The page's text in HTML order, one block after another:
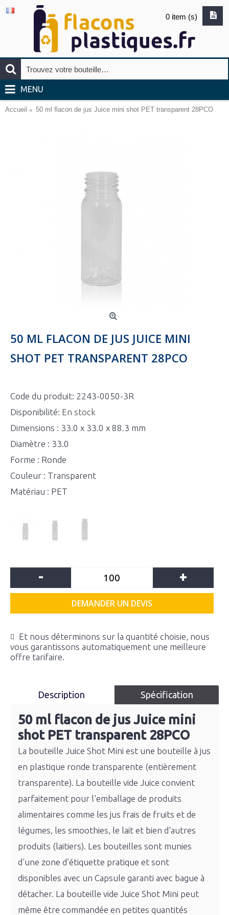
0 item (s)
MENU
Accueil 50 ml flacon de jus Juice mini shot PET transparent 28PCO
50 ML FLACON DE JUS JUICE MINI
SHOT PET TRANSPARENT 28PCO
Code du produit: 2243-0050-3R
Disponibilité: En stock
Dimensions : 33.0 x 33.0 x 88.3 mm
Diamètre : 33.0
Forme : Ronde
Couleur : Transparent
Matériau : PET
- +
DEMANDER UN DEVIS
Et nous déterminons sur la quantité choisie, nous
vous garantissons automatiquement une meilleure
offre tarifaire.
Description Spécification
50 ml flacon de jus Juice mini
shot PET transparent 28PCO
La bouteille Juice Shot Mini est une bouteille à jus
en plastique ronde transparente (entièrement
transparente). La bouteille vide Juice convient
parfaitement pour l'emballage de produits
alimentaires comme les jus frais de fruits et de
légumes, les smoothies, le lait et bien d'autres
produits (laitiers). Les bouteilles sont munies
d'une zone d'étiquette pratique et sont
disponibles avec un Capsule garanti avec bague à
détacher. La bouteille vide Juice Shot Mini peut
même être commandée en petites quantités